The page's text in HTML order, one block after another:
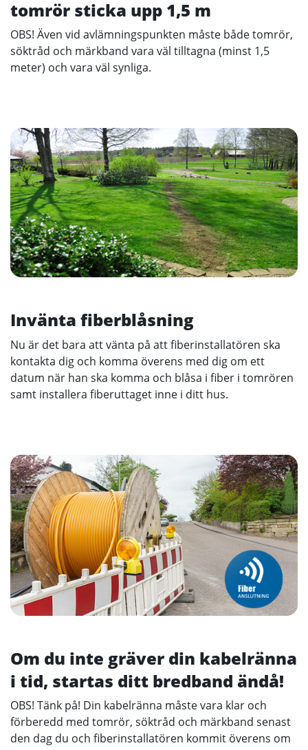
tomrör sticka upp 1,5 m
OBS! Även vid avlämningspunkten måste både tomrör,
söktråd och märkband vara väl tilltagna (minst 1,5
meter) och vara väl synliga.
Invänta fiberblåsning
Nu är det bara att vänta på att fiberinstallatören ska
kontakta dig och komma överens med dig om ett
datum när han ska komma och blåsa i fiber i tomrören
samt installera fiberuttaget inne i ditt hus.
Om du inte gräver din kabelränna
i tid, startas ditt bredband ändå!
OBS! Tänk på! Din kabelränna måste vara klar och
förberedd med tomrör, söktråd och märkband senast
den dag du och fiberinstallatören kommit överens om